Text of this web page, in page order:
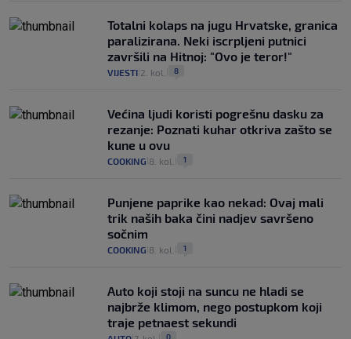
Totalni kolaps na jugu Hrvatske, granica
paralizirana. Neki iscrpljeni putnici
završili na Hitnoj: "Ovo je teror!"
VIJESTI 2. kol. 8
Većina ljudi koristi pogrešnu dasku za
rezanje: Poznati kuhar otkriva zašto se
kune u ovu
COOKING 8. kol. 1
Punjene paprike kao nekad: Ovaj mali
trik naših baka čini nadjev savršeno
sočnim
COOKING 8. kol. 1
Auto koji stoji na suncu ne hladi se
najbrže klimom, nego postupkom koji
traje petnaest sekundi
0